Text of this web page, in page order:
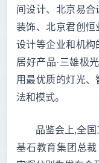
间设计、北京易
装饰、北京君创恒
设计等企业和机构
居好产品·三雄极
用最优质的灯光
法和模式。
品鉴会上,全
基石教育集团总